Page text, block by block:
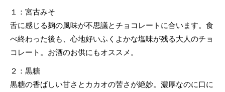
１：宮古みそ
舌に感じる麹の風味が不思議とチョコレートに合います。食
べ終わった後も、心地好いふくよかな塩味が残る大人のチョ
コレート。お酒のお供にもオススメ。
２：黒糖
黒糖の香ばしい甘さとカカオの苦さが絶妙。濃厚なのに口に